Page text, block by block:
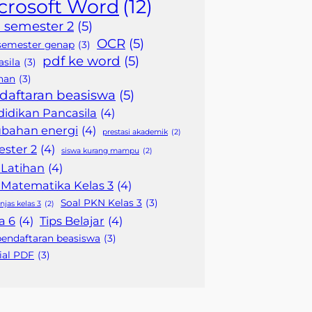
Word (12)
2 (5)
genap (3) OCR (5)
(3) pdf ke word (5)
(3)
beasiswa (5)
Pancasila (4)
energi (4) prestasi akademik (2)
2 (4) siswa kurang mampu (2)
(4)
Matematika Kelas 3 (4)
kelas 3 (2) Soal PKN Kelas 3 (3)
6 (4) Tips Belajar (4)
beasiswa (3)
PDF (3)